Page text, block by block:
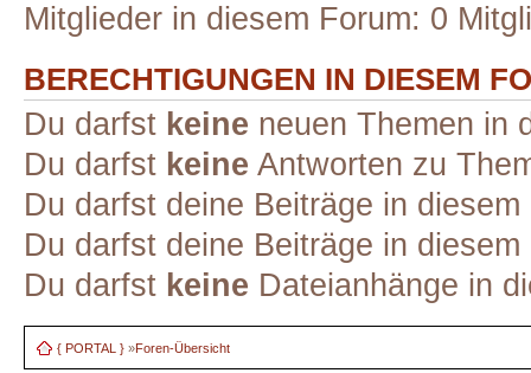
Mitglieder in diesem Forum: 0
BERECHTIGUNGEN IN DIESEM
Du darfst keine neuen Themen in
Du darfst keine Antworten zu
Du darfst deine Beiträge in
Du darfst deine Beiträge in
Du darfst keine Dateianhänge in
{ PORTAL } »Foren-Übersicht